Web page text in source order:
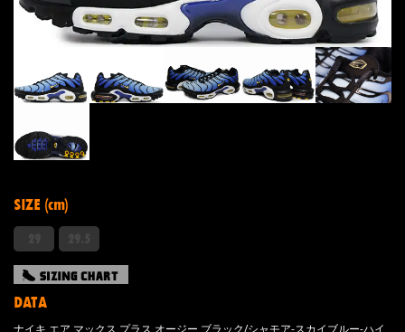
SIZE (cm)
DATA
ナイキ エア マックス プラス オージー ブラック/シャモア-スカイブルー-ハイ